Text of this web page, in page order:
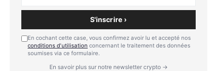
S'inscrire ›
En cochant cette case, vous confirmez avoir lu et accepté nos
conditions d'utilisation concernant le traitement des données
soumises via ce formulaire.
En savoir plus sur notre newsletter crypto →